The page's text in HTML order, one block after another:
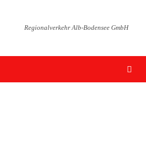
Regionalverkehr Alb-Bodensee GmbH